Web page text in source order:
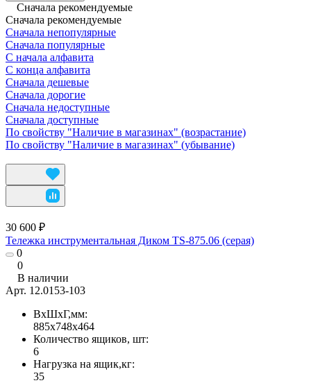
Сначала рекомендуемые
Сначала рекомендуемые
Сначала непопулярные
Сначала популярные
С начала алфавита
С конца алфавита
Сначала дешевые
Сначала дорогие
Сначала недоступные
Сначала доступные
По свойству "Наличие в магазинах" (возрастание)
По свойству "Наличие в магазинах" (убывание)
30 600 ₽
Тележка инструментальная Диком TS-875.06 (серая)
0
0
В наличии
Арт. 12.0153-103
ВхШхГ,мм:
885х748х464
Количество ящиков, шт:
6
Нагрузка на ящик,кг:
35